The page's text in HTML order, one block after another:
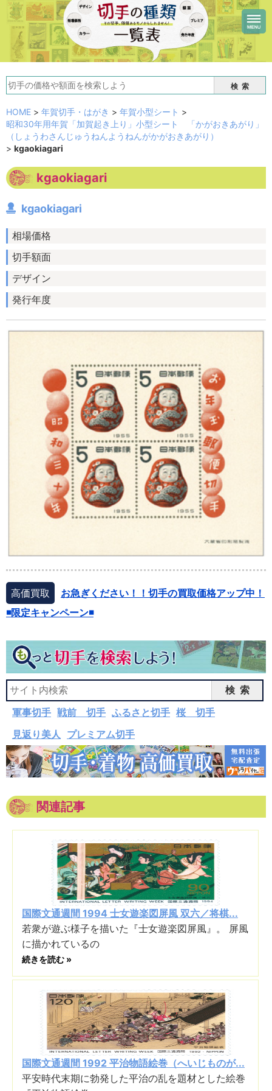
検索
HOME > 年賀切手・はがき > 年賀小型シート >
昭和30年用年賀「加賀起き上り」小型シート 「かがおきあがり」
（しょうわさんじゅうねんようねんがかがおきあがり）
> kgaokiagari
kgaokiagari
kgaokiagari
相場価格
切手額面
デザイン
発行年度
高価買取
お急ぎください！！切手の買取価格アップ中！
◾️限定キャンペーン◾️
検索
軍事切手 戦前 切手 ふるさと切手 桜 切手
見返り美人 プレミアム切手
関連記事
国際文通週間 1994 士女遊楽図屏風 双六／将棋...
若衆が遊ぶ様子を描いた『士女遊楽図屏風』。 屏風
に描かれているの
続きを読む »
国際文通週間 1992 平治物語絵巻（へいじものが...
平安時代末期に勃発した平治の乱を題材とした絵巻